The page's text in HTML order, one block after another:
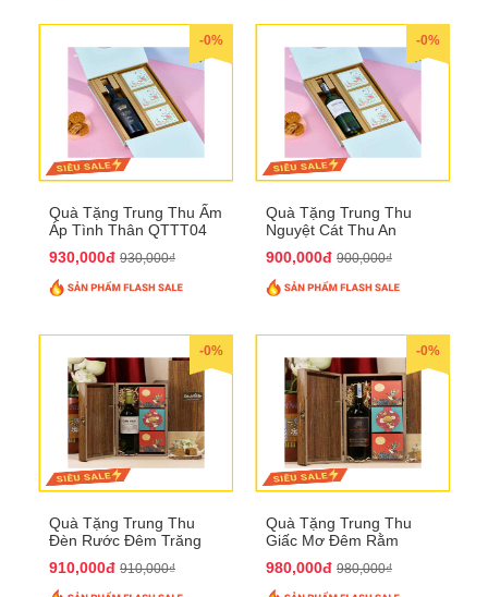
-0%
Quà Tặng Trung Thu Ấm
Áp Tình Thân QTTT04
930,000đ 930,000₫
-0%
Quà Tặng Trung Thu
Nguyệt Cát Thu An
900,000đ 900,000₫
-0%
Quà Tặng Trung Thu
Đèn Rước Đêm Trăng
910,000đ 910,000₫
-0%
Quà Tặng Trung Thu
Giấc Mơ Đêm Rằm
980,000đ 980,000₫